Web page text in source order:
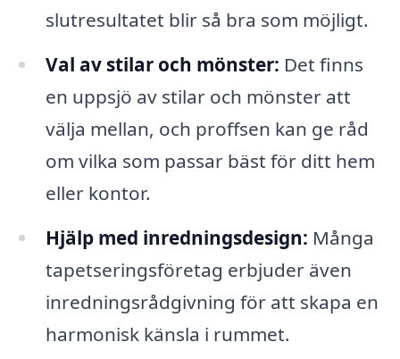
slutresultatet blir så bra som möjligt.
Val av stilar och mönster: Det finns
en uppsjö av stilar och mönster att
välja mellan, och proffsen kan ge råd
om vilka som passar bäst för ditt hem
eller kontor.
Hjälp med inredningsdesign: Många
tapetseringsföretag erbjuder även
inredningsrådgivning för att skapa en
harmonisk känsla i rummet.